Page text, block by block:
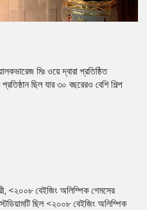
মিঃ ওয়ে দ্বারা প্রতিষ্ঠিত
ছিল যার ৩০ বছরেরও বেশি শিল্প
<২০০৮ বেইজিং অলিম্পিক গেমসের
ছিল <২০০৮ বেইজিং অলিম্পিক